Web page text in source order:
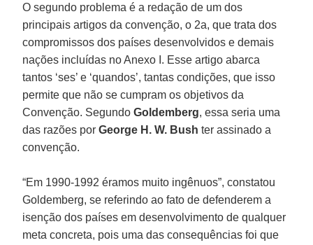
O segundo problema é a redação de um dos
principais artigos da convenção, o 2a, que trata dos
compromissos dos países desenvolvidos e demais
nações incluídas no Anexo I. Esse artigo abarca
tantos ‘ses’ e ‘quandos’, tantas condições, que isso
permite que não se cumpram os objetivos da
Convenção. SegundoGoldemberg, essa seria uma
das razões porGeorge H. W. Bush ter assinado a
convenção.
“Em 1990-1992 éramos muito ingênuos”, constatou
Goldemberg, se referindo ao fato de defenderem a
isenção dos países em desenvolvimento de qualquer
meta concreta, pois uma das consequências foi que